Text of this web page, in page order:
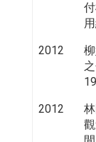
2012
2012